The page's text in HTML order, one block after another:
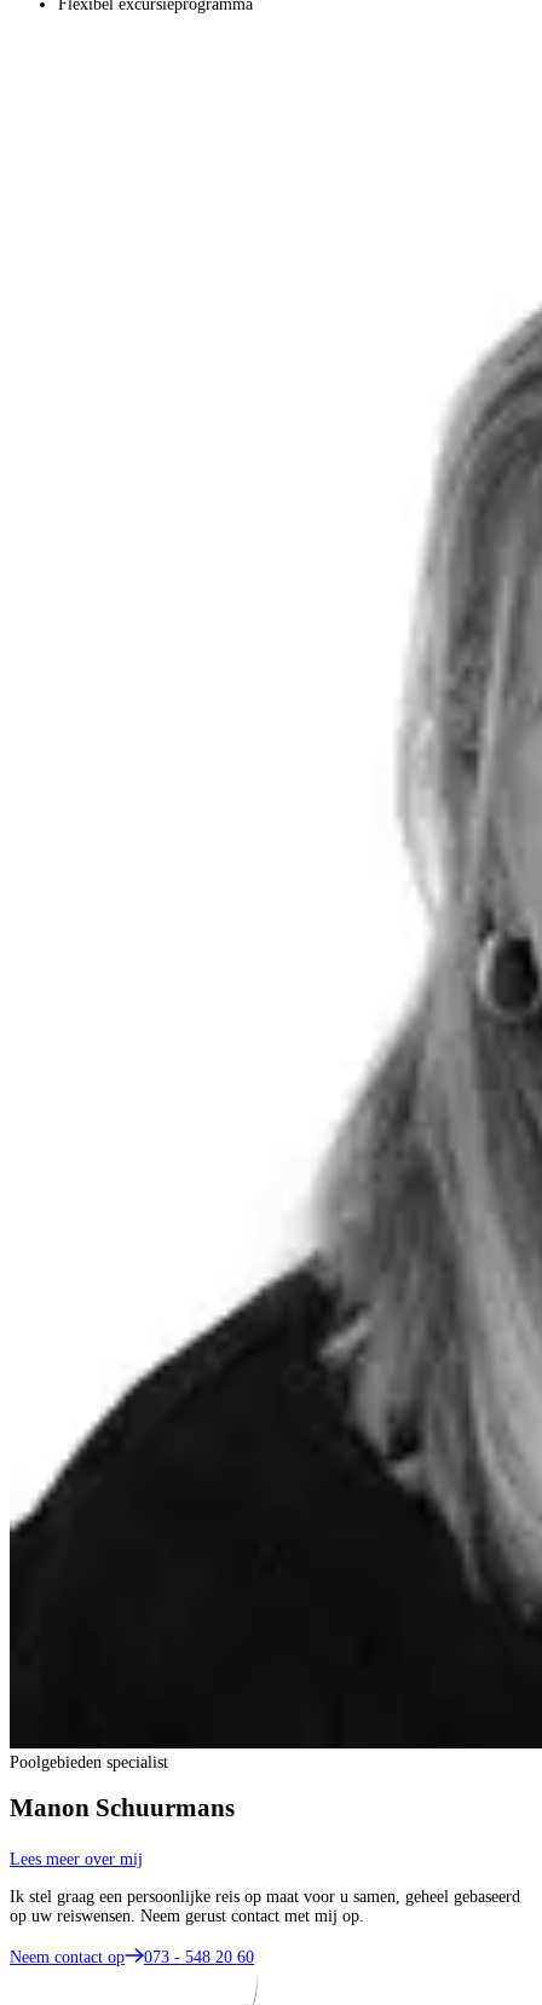
Flexibel excursieprogramma
Poolgebieden specialist
Manon Schuurmans
Lees meer over mij
Ik stel graag een persoonlijke reis op maat voor u samen, geheel gebaseerd
op uw reiswensen. Neem gerust contact met mij op.
Neem contact op 073 - 548 20 60